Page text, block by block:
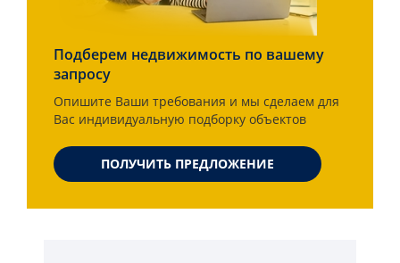
Подберем недвижимость по вашему
запросу
Опишите Ваши требования и мы сделаем для
Вас индивидуальную подборку объектов
ПОЛУЧИТЬ ПРЕДЛОЖЕНИЕ